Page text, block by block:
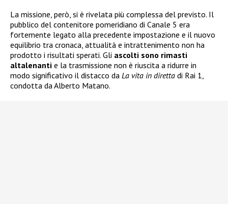
La missione, però, si è rivelata più complessa del previsto. Il
pubblico del contenitore pomeridiano di Canale 5 era
fortemente legato alla precedente impostazione e il nuovo
equilibrio tra cronaca, attualità e intrattenimento non ha
prodotto i risultati sperati. Gli ascolti sono rimasti
altalenanti e la trasmissione non è riuscita a ridurre in
modo significativo il distacco da La vita in diretta di Rai 1,
condotta da Alberto Matano.